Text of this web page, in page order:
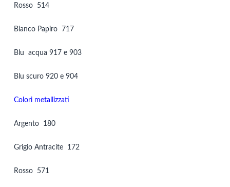
Rosso 514
Bianco Papiro 717
Blu acqua 917 e 903
Blu scuro 920 e 904
Colori metallizzati
Argento 180
Grigio Antracite 172
Rosso 571